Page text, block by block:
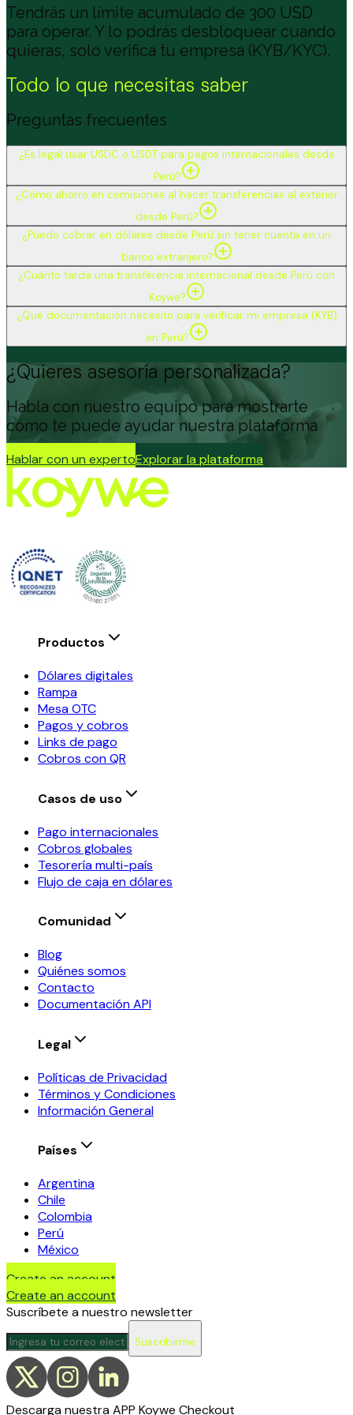
Tendrás un límite acumulado de 300 USD
para operar. Y lo podrás desbloquear cuando
quieras, solo verifica tu empresa (KYB/KYC).
Todo lo que necesitas saber
Preguntas frecuentes
¿Es legal usar USDC o USDT para pagos internacionales desde
Perú?
¿Cómo ahorro en comisiones al hacer transferencias al exterior
desde Perú?
¿Puedo cobrar en dólares desde Perú sin tener cuenta en un
banco extranjero?
¿Cuánto tarda una transferencia internacional desde Perú con
Koywe?
¿Qué documentación necesito para verificar mi empresa (KYB)
en Perú?
¿Quieres asesoría personalizada?
Habla con nuestro equipo para mostrarte
cómo te puede ayudar nuestra plataforma
Hablar con un expertoExplorar la plataforma
Productos
Dólares digitales
Rampa
Mesa OTC
Pagos y cobros
Links de pago
Cobros con QR
Casos de uso
Pago internacionales
Cobros globales
Tesorería multi-país
Flujo de caja en dólares
Comunidad
Blog
Quiénes somos
Contacto
Documentación API
Legal
Políticas de Privacidad
Términos y Condiciones
Información General
Países
Argentina
Chile
Colombia
Perú
México
Create an account
Create an account
Suscríbete a nuestro newsletter
Suscribirme
Descarga nuestra APP Koywe Checkout